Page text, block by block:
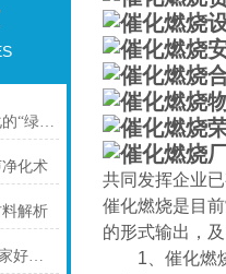
催化燃烧设备工业废气净化的“绿色心脏”
化术
解析
A义乌催化燃烧RCO厂家哪家好？耀先废气处理设备厂家1次过环评
共同发挥企业
催化燃烧是目
的形式输出，
1、催化燃烧